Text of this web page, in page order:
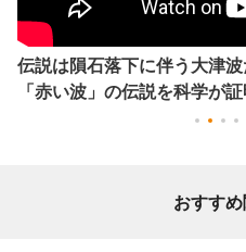
伝説は隕石落下に伴う大津
「赤い波」の伝説を科学が証
おすす